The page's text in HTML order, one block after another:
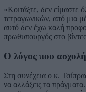
«Κοιτάξτε, δεν είμαστε
τετραγωνικών, από μια
αυτό δεν έχω καλή
πρωθυπουργός στο
Ο λόγος που
Στη συνέχεια ο κ.
να αλλάξεις τα